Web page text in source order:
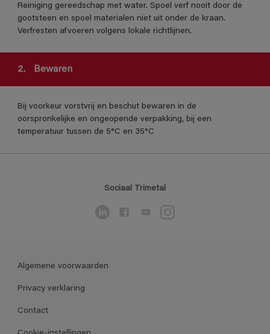
Reiniging gereedschap met water. Spoel verf nooit door de
gootsteen en spoel materialen niet uit onder de kraan.
Verfresten afvoeren volgens lokale richtlijnen.
2. Bewaren
Bij voorkeur vorstvrij en beschut bewaren in de
oorspronkelijke en ongeopende verpakking, bij een
temperatuur tussen de 5°C en 35°C
Sociaal Trimetal
Algemene voorwaarden
Privacy verklaring
Contact